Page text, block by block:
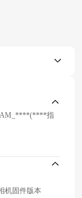
指
机固件版本